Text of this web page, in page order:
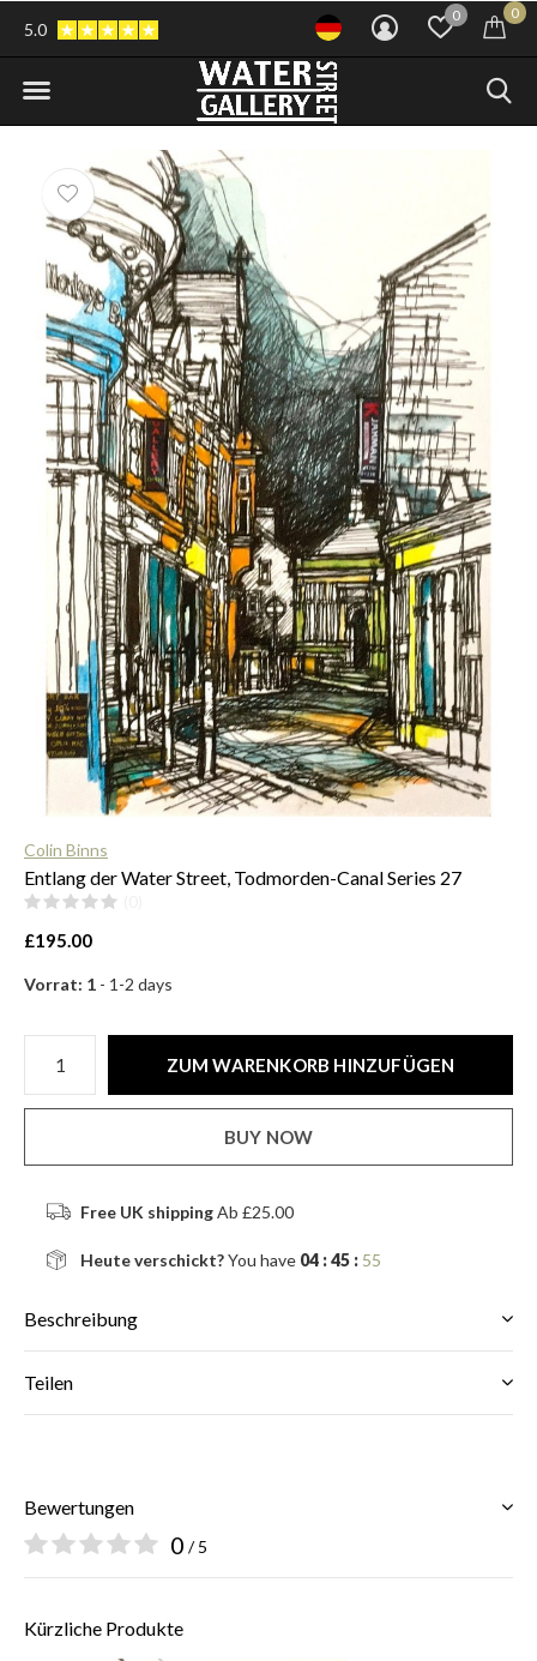
0 0
5.0
Colin Binns
Entlang der Water Street, Todmorden-Canal Series 27
£195.00
Vorrat: 1 - 1-2 days
ZUM WARENKORB HINZUFÜGEN
BUY NOW
Free UK shippingAb £25.00
Heute verschickt?You have 04 : 45 : 55
Beschreibung
Teilen
Bewertungen
0 / 5
Kürzliche Produkte